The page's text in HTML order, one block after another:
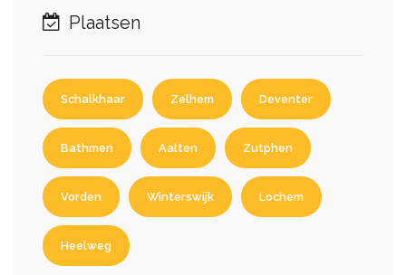
Plaatsen
Schalkhaar Zelhem Deventer
Bathmen Aalten Zutphen
Vorden Winterswijk Lochem
Heelweg